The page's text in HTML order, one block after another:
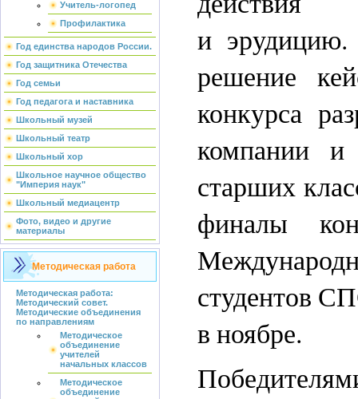
Учитель-логопед
Профилактика
Год единства народов России.
Год защитника Отечества
Год семьи
Год педагога и наставника
Школьный музей
Школьный театр
Школьный хор
Школьное научное общество
"Империя наук"
Школьный медиацентр
Фото, видео и другие
материалы
Методическая работа
Методическая работа:
Методический совет.
Методические объединения
по направлениям
Методическое
объединение
учителей
начальных классов
Методическое
объединение
и эрудицию.
решение
конкурса
компании
старших
финалы
студентов
в ноябре.